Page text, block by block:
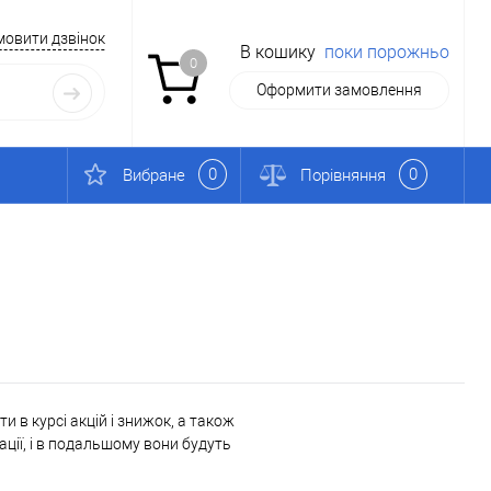
дзвінок
0
В кошику поки порожньо
Оформити замовлення
Вибране 0 Порівняння 0
в курсі акцій і знижок, а також
і в подальшому вони будуть